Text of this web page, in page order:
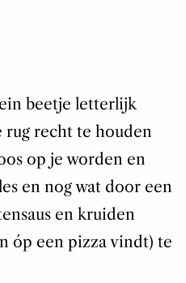
beetje letterlijk
rug recht te houden
op je worden en
en nog wat door een
en kruiden
óp een pizza vindt) te